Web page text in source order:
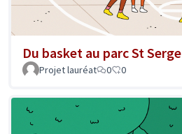
Du basket au parc St Serge
Projet lauréat 0 0